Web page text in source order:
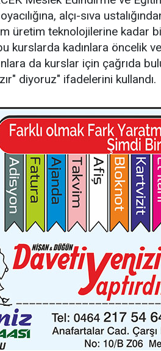
alçı-sıva
üretim teknolojilerine kadar
kurslarda kadınlara öncelik
da kurslar için çağrıda
diyoruz" ifadelerini kullandı.